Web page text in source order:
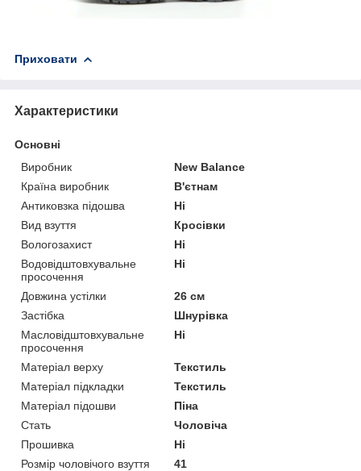
Приховати
Характеристики
Основні
Виробник
New Balance
Країна виробник
В'єтнам
Антиковзка підошва
Ні
Вид взуття
Кросівки
Вологозахист
Ні
Водовідштовхувальне
просочення
Ні
Довжина устілки
26 см
Застібка
Шнурівка
Масловідштовхувальне
просочення
Ні
Матеріал верху
Текстиль
Матеріал підкладки
Текстиль
Матеріал підошви
Піна
Стать
Чоловіча
Прошивка
Ні
Розмір чоловічого взуття
41